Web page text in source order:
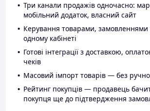
Три канали продажів одночасно:
мобільний додаток, власний сайт
Керування товарами, замовленнями
одному кабінеті
Готові інтеграції з доставкою,
чеків
Масовий імпорт товарів — без
Рейтинг покупців — продавець
покупця ще до підтвердження